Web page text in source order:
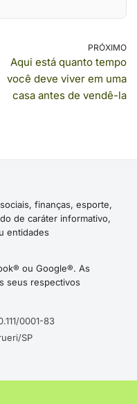
PRÓXIMO
Aqui está quanto tempo
você deve viver em uma
casa antes de vendê-la
finanças, esporte,
de caráter informativo,
entidades
ou Google®. As
seus respectivos
0001-83
SP